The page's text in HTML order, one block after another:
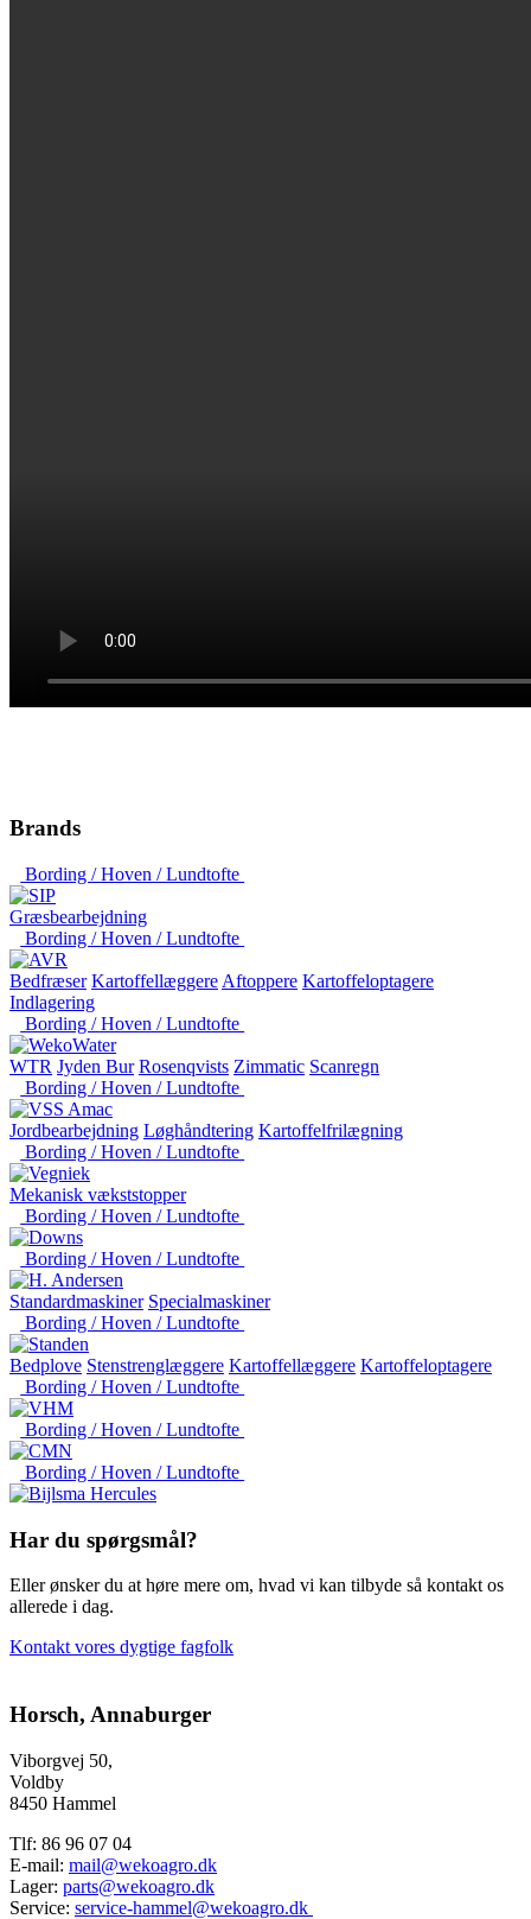
Brands
Bording / Hoven / Lundtofte
Græsbearbejdning
Bording / Hoven / Lundtofte
Bedfræser Kartoffellæggere Aftoppere Kartoffeloptagere
Indlagering
Bording / Hoven / Lundtofte
WTR Jyden Bur Rosenqvists Zimmatic Scanregn
Bording / Hoven / Lundtofte
Jordbearbejdning Løghåndtering Kartoffelfrilægning
Bording / Hoven / Lundtofte
Mekanisk vækststopper
Bording / Hoven / Lundtofte
Bording / Hoven / Lundtofte
Standardmaskiner Specialmaskiner
Bording / Hoven / Lundtofte
Bedplove Stenstrenglæggere Kartoffellæggere Kartoffeloptagere
Bording / Hoven / Lundtofte
Bording / Hoven / Lundtofte
Bording / Hoven / Lundtofte
Har du spørgsmål?
Eller ønsker du at høre mere om, hvad vi kan tilbyde så kontakt os
allerede i dag.
Kontakt vores dygtige fagfolk
Horsch, Annaburger
Viborgvej 50,
Voldby
8450 Hammel
Tlf: 86 96 07 04
E-mail: mail@wekoagro.dk
Lager: parts@wekoagro.dk
Service: service-hammel@wekoagro.dk